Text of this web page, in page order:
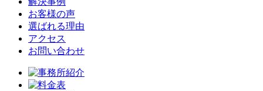
お客様の声
選ばれる理由
アクセス
お問い合わせ